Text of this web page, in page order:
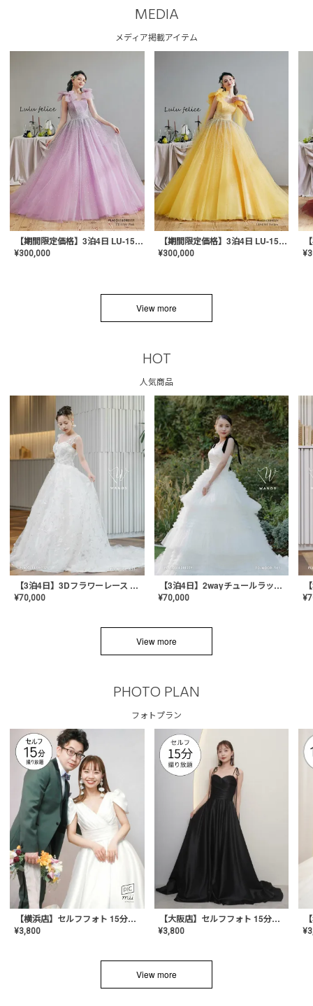
MEDIA
メディア掲載アイテム
【期間限定価格】3泊4日 LU-1501(Pink)
¥300,000
【期間限定価格】3泊4日 LU-1501(Yellow)
¥300,000 ¥
View more
HOT
人気商品
【3泊4日】3Dフラワーレース ドレス〈PD-WDOR-331〉
¥70,000
【3泊4日】2wayチュールラッフルドレス〈PD-WDOR-341RTL〉
¥70,000 ¥
View more
PHOTO PLAN
フォトプラン
【横浜店】セルフフォト 15分撮り放題プラン
¥3,800
【大阪店】セルフフォト 15分撮り放題プラン
¥3,800 ¥
View more